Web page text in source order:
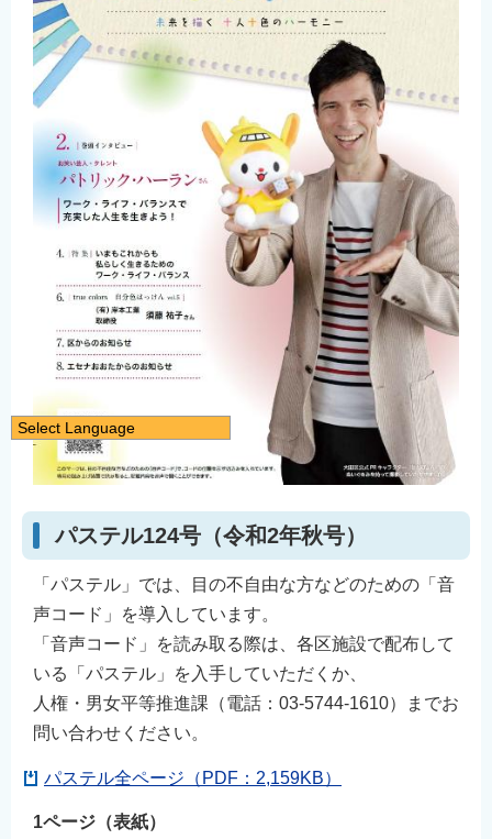
パステル124号（令和2年秋号）
「パステル」では、目の不自由な方などのための「音
声コード」を導入しています。
「音声コード」を読み取る際は、各区施設で配布して
いる「パステル」を入手していただくか、
人権・男女平等推進課（電話：03-5744-1610）までお
問い合わせください。
パステル全ページ（PDF：2,159KB）
1ページ（表紙）
Select Language
日本語
English
简体中文
繁體中文
한국어
नेपाली